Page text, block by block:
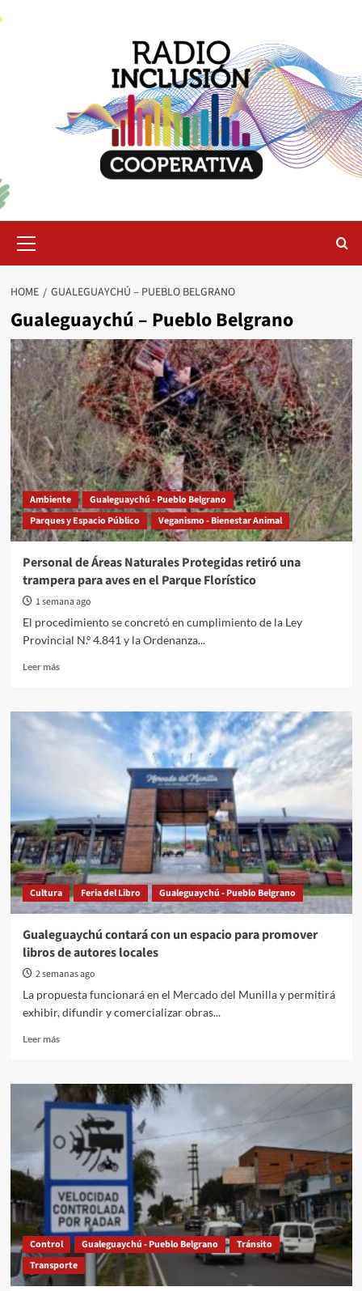
Menu
HOME GUALEGUAYCHÚ – PUEBLO BELGRANO
Gualeguaychú – Pueblo Belgrano
Ambiente
Gualeguaychú - Pueblo Belgrano
Parques y Espacio Público
Veganismo - Bienestar Animal
Personal de Áreas Naturales Protegidas retiró una
trampera para aves en el Parque Florístico
1 semana ago
El procedimiento se concretó en cumplimiento de la Ley
Provincial N.º 4.841 y la Ordenanza...
Leer másRead
Personal
de
trampera
para
aves
en
el
Parque
Florístico
Cultura Feria del Libro Gualeguaychú - Pueblo Belgrano
Gualeguaychú contará con un espacio para promover
libros de autores locales
2 semanas ago
La propuesta funcionará en el Mercado del Munilla y permitirá
exhibir, difundir y comercializar obras...
Leer másRead
Gualeguaychú
contará
con
un
espacio
para
promover
libros
de
autores
locales
Control Gualeguaychú - Pueblo Belgrano
Tránsito
Transporte